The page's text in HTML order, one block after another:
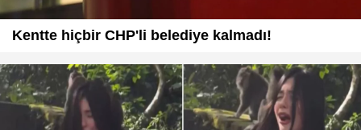
Kentte hiçbir CHP'li belediye kalmadı!